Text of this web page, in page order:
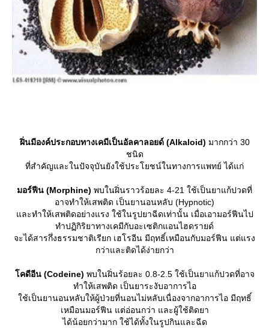
ฝิ่นมีองค์ประกอบทางเคมีเป็นอัลคาลอยด์ (Alkaloid) มากกว่า 30
ชนิด
ที่สำคัญและในปัจจุบันยังใช้ประโยชน์ในทางการแพทย์ ได้แก่
มอร์ฟีน (Morphine) พบในฝิ่นราวร้อยละ 4-21 ใช้เป็นยาแก้ปวดที่
อาจทำให้เสพติด เป็นยานอนหลับ (Hypnotic)
ละทำให้เสพติดอย่างแรง ใช้ในรูปยาฉีดเท่านั้น เมื่อเอามอร์ฟีนไป
ทำปฏิกิริยาทางเคมีกับอะเซติกแอนไฮดรายด์
จะได้สารกึ่งธรรมชาติเรียก เฮโรอีน มีฤทธิ์เหมือนกับมอร์ฟีน แต่แรง
กว่าและติดได้ง่ายกว่า
คดีอีน (Codeine) พบในฝิ่นร้อยละ 0.8-2.5 ใช้เป็นยาแก้ปวดที่อาจ
ทำให้เสพติด เป็นยาระงับอาการไอ
ช้เป็นยานอนหลับให้ผู้ป่วยที่นอนไม่หลับเนื่องจากอาการไอ มีฤทธิ์
เหมือนมอร์ฟีน แต่อ่อนกว่า และผู้ใช้ติดยา
ได้น้อยกว่ามาก ใช้ได้ทั้งในรูปกินและฉีด